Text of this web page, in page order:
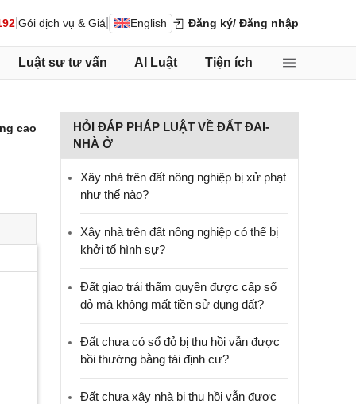
Gói dịch vụ & Giá English Đăng ký/ Đăng nhập
Luật sư tư vấn AI Luật Tiện ích
cao
HỎI ĐÁP PHÁP LUẬT VỀ ĐẤT ĐAI-
NHÀ Ở
Xây nhà trên đất nông nghiệp bị xử phạt
như thế nào?
Xây nhà trên đất nông nghiệp có thể bị
khởi tố hình sự?
Đất giao trái thẩm quyền được cấp sổ
đỏ mà không mất tiền sử dụng đất?
Đất chưa có sổ đỏ bị thu hồi vẫn được
bồi thường bằng tái định cư?
Đất chưa xây nhà bị thu hồi vẫn được